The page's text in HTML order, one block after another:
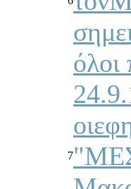
όλοι
7